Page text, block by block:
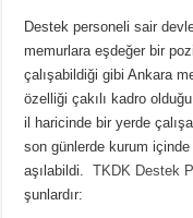
Destek personeli sair
memurlara eşdeğer bir
çalışabildiği gibi Ankara
özelliği çakılı kadro
il haricinde bir yerde
son günlerde kurum
aşılabildi. TKDK Destek
şunlardır: